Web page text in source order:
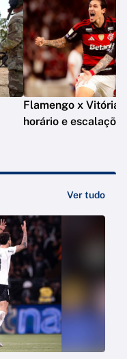
Flamengo x Vitória:
horário e escalações
Ver tudo